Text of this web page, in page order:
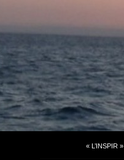
« L’INSPIR »